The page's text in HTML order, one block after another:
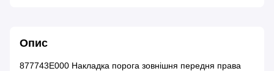
Опис
877743E000 Накладка порога зовнішня передня права